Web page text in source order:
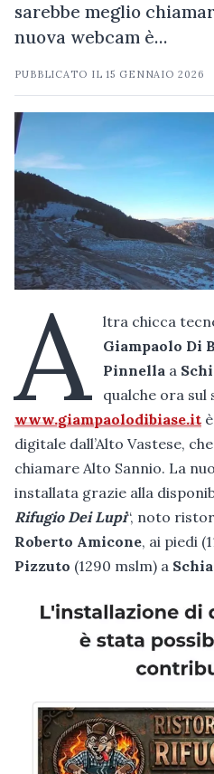
sarebbe meglio
nuova webcam è…
PUBBLICATO IL15 GENNAIO 2026
A
ltra chicca
Giampaolo Di
Pinnella a
qualche ora sul
www.giampaolodibiase.it
digitale dall’Alto Vastese,
chiamare Alto Sannio. La
installata grazie alla
Rifugio Dei Lupi“, noto
Roberto Amicone, ai piedi
Pizzuto (1290 mslm) a